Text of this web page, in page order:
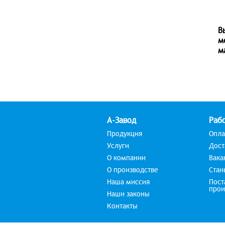
А-Завод
Продукция
Услуги
О компании
О производстве
Наша миссия
Наши законы
Контакты